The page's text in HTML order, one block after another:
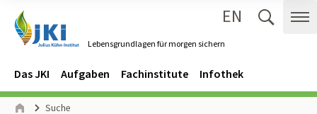
Lebensgrundlagen für morgen sichern
EN
Navigation
Hauptmenü
Das JKI Aufgaben Fachinstitute Infothek
Seitenpfad
Suche